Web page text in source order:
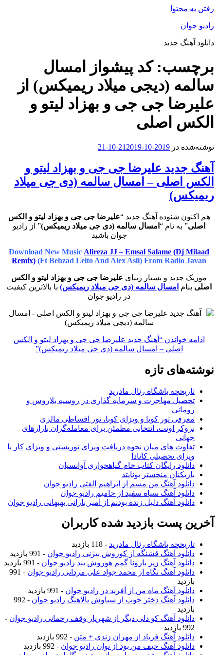
رفتن به محتوا
رادیو جوان
دانلود آهنگ جدید
برچسب:کد پیشواز امسال
سالمه (دیجی میلاد ریمیکس) از
علیرضا جی جی و بهزاد لیتو و
الکس اصلی
نوشته‌شده در 2019-10-21
2019-10-21
آهنگ جدید علیرضا جی جی و بهزاد لیتو و
الکس اصلی – امسال سالمه (دی جی میلاد
ریمیکس)
هم اکنون شنوده آهنگ جدید “علیرضا جی جی و بهزاد لیتو و الکس
اصلی” به نام “ امسال سالمه (دی جی میلاد ریمیکس)” از رادیو
جوان باشید
Download New Music Alireza JJ – Emsal Salame (Dj Milaad
Remix) (Ft Behzad Leito And Alex Asli) From Radio Javan
موزیک جدید و بسیار زیبای علیرضا جی جی و بهزاد لیتو و الکس
اصلی بنام امسال سالمه (دی جی میلاد ریمیکس) با بالاترین کیفیت
در رادیو جوان
ادامه خواندن “آهنگ جدید علیرضا جی جی و بهزاد لیتو و الکس
اصلی – امسال سالمه (دی جی میلاد ریمیکس)”
نوشته‌های تازه
تاریخچه باشگاه رئال مادرید
تحصیل مهاجرت و سرمایه گذاری در روسیه بلاروس و
رومانی
معرفی تور کوبا و ویزای کوبا، تور اقساطی مالزی
بروکر اوتت، انتخابی مطمئن برای معامله‌گران بازارهای
جهانی
تفاوت های میان نحوه دریافت ویزای توریستی و ویزای کار با
ویزای تحصیلی کانادا
دانلود رایگان کتاب خام گیاهخواری آوانسیان
بازیکنان منچستر یونایتد
دانلود آهنگ من مسم از ابراهیم الفتی رادیو جوان
دانلود آهنگ سیاه سفید از حامیم رادیو جوان
دانلود آهنگ دلیل زنده بودنم از امیر بارانی بهبهانی رادیو جوان
آخرین پست بازدید شده کاربران
تاریخچه باشگاه رئال مادرید - 118 بازدید
دانلود آهنگ قشنگه از کوروش بیژنی رادیو جوان - 991 بازدید
دانلود آهنگ زیر بارونا گمم هوروش بند رادیو جوان - 991 بازدید
دانلود آهنگ نگاه از محمد جواد علی مردانی رادیو جوان
- 991
بازدید
دانلود آهنگ ماه من از آفرند در رادیو جوان - 991 بازدید
دانلود آهنگ دختر خوب از سیاوش پالاهنگ رادیو جوان
- 992
بازدید
دانلود آهنگ کو دلی دیگر از شهریار وقف رحمانی رادیو جوان -
992 بازدید
دانلود آهنگ فریاد از مهران زندی + متن - 992 بازدید
دانلود آهنگ حیف من بود از نوان رادیو جوان - 992 بازدید